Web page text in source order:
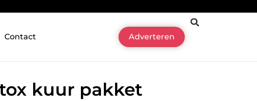
Contact Adverteren
kuur pakket